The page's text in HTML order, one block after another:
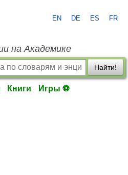
EN DE ES FR
на Академике
Найти!
Книги Игры ⚽